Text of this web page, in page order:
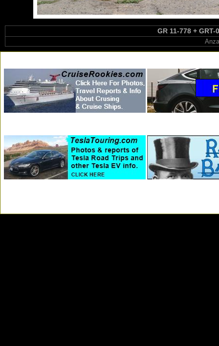
GR 11-778 +